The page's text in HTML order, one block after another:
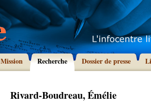
Mission Recherche Dossier de presse
Rivard-Boudreau, Émélie